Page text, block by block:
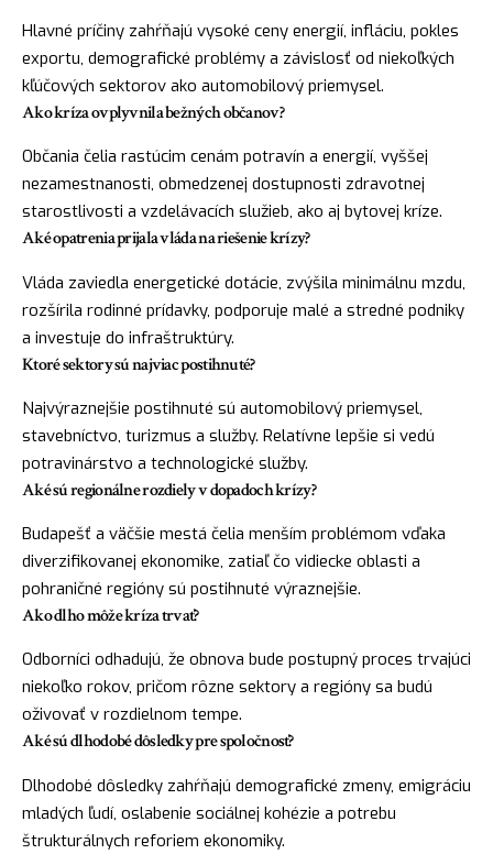
Hlavné príčiny zahŕňajú vysoké ceny energií, infláciu, pokles
exportu, demografické problémy a závislosť od niekoľkých
kľúčových sektorov ako automobilový priemysel.
Ako kríza ovplyvnila bežných občanov?
Občania čelia rastúcim cenám potravín a energií, vyššej
nezamestnanosti, obmedzenej dostupnosti zdravotnej
starostlivosti a vzdelávacích služieb, ako aj bytovej kríze.
Aké opatrenia prijala vláda na riešenie krízy?
Vláda zaviedla energetické dotácie, zvýšila minimálnu mzdu,
rozšírila rodinné prídavky, podporuje malé a stredné podniky
a investuje do infraštruktúry.
Ktoré sektory sú najviac postihnuté?
Najvýraznejšie postihnuté sú automobilový priemysel,
stavebníctvo, turizmus a služby. Relatívne lepšie si vedú
potravinárstvo a technologické služby.
Aké sú regionálne rozdiely v dopadoch krízy?
Budapešť a väčšie mestá čelia menším problémom vďaka
diverzifikovanej ekonomike, zatiaľ čo vidiecke oblasti a
pohraničné regióny sú postihnuté výraznejšie.
Ako dlho môže kríza trvať?
Odborníci odhadujú, že obnova bude postupný proces trvajúci
niekoľko rokov, pričom rôzne sektory a regióny sa budú
oživovať v rozdielnom tempe.
Aké sú dlhodobé dôsledky pre spoločnosť?
Dlhodobé dôsledky zahŕňajú demografické zmeny, emigráciu
mladých ľudí, oslabenie sociálnej kohézie a potrebu
štrukturálnych reforiem ekonomiky.